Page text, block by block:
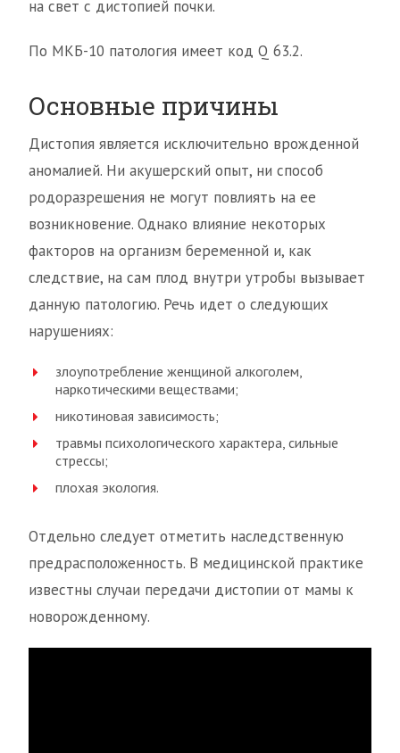
на свет с дистопией почки.
По МКБ-10 патология имеет код Q 63.2.
Основные причины
Дистопия является исключительно врожденной
аномалией. Ни акушерский опыт, ни способ
родоразрешения не могут повлиять на ее
возникновение. Однако влияние некоторых
факторов на организм беременной и, как
следствие, на сам плод внутри утробы вызывает
данную патологию. Речь идет о следующих
нарушениях:
злоупотребление женщиной алкоголем,
наркотическими веществами;
никотиновая зависимость;
травмы психологического характера, сильные
стрессы;
плохая экология.
Отдельно следует отметить наследственную
предрасположенность. В медицинской практике
известны случаи передачи дистопии от мамы к
новорожденному.